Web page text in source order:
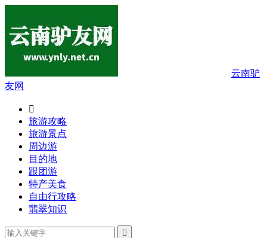
云南驴
友网

旅游攻略
旅游景点
周边游
目的地
跟团游
特产美食
自由行攻略
翡翠知识
